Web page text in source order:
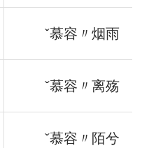
ˇ慕容〃烟雨
ˇ慕容〃离殇
ˇ慕容〃陌兮